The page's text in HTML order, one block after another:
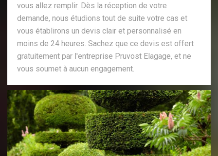
vous allez remplir. Dès la réception de votre
demande, nous étudions tout de suite votre cas et
vous établirons un devis clair et personnalisé en
moins de 24 heures. Sachez que ce devis est offert
gratuitement par l'entreprise Pruvost Elagage, et ne
vous soumet à aucun engagement.